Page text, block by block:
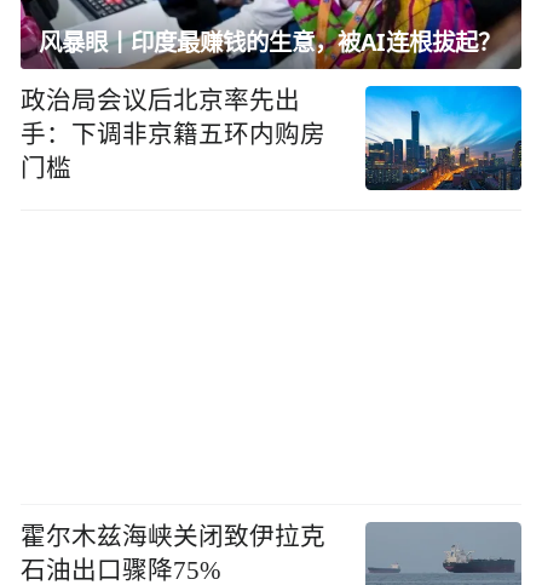
风暴眼丨印度最赚钱的生意，被AI连根拔起？
政治局会议后北京率先出
手：下调非京籍五环内购房
门槛
霍尔木兹海峡关闭致伊拉克
石油出口骤降75%